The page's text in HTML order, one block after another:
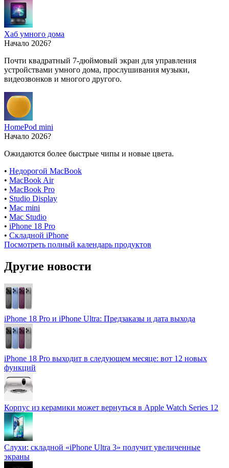
Хаб умного дома
Начало 2026?
Почти квадратный 7-дюймовый экран для управления
устройствами умного дома, прослушивания музыки,
видеозвонков и многого другого.
HomePod mini
Начало 2026?
Ожидаются более быстрые чипы и новые цвета.
• Недорогой MacBook
• MacBook Air
• MacBook Pro
• Studio Display
• Mac mini
• Mac Studio
• iPhone 18 Pro
• Складной iPhone
Посмотреть полный календарь продуктов
Другие новости
iPhone 18 Pro и iPhone Ultra: Предзаказы и дата выхода
iPhone 18 Pro выходит в следующем месяце: вот 12 новых
функций
Корпус из керамики может вернуться в Apple Watch Series 12
Слухи: складной «iPhone Ultra 3» получит увеличенные
экраны